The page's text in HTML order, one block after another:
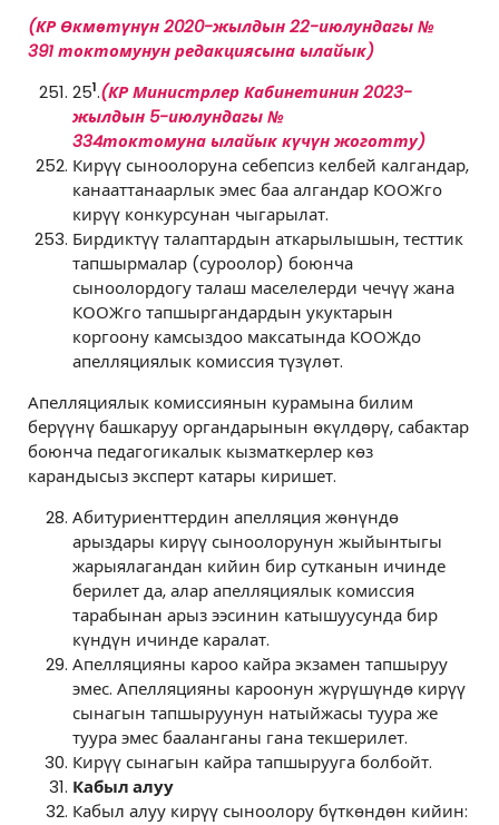
(КР Өкмөтүнүн 2020-жылдын 22-июлундагы №
391 токтомунун редакциясына ылайык)
251.(КР Министрлер Кабинетинин 2023-
жылдын 5-июлундагы №
334токтомунаылайык күчүн жоготту)
Кирүү сыноолоруна себепсиз келбей калгандар,
канааттанаарлык эмес баа алгандар КООЖго
кирүү конкурсунан чыгарылат.
Бирдиктүү талаптардын аткарылышын, тесттик
тапшырмалар (суроолор) боюнча
сыноолордогу талаш маселелерди чечүү жана
КООЖго тапшыргандардын укуктарын
коргоону камсыздоо максатында КООЖдо
апелляциялык комиссия түзүлөт.
Апелляциялык комиссиянын курамына билим
берүүнү башкаруу органдарынын өкүлдөрү, сабактар
боюнча педагогикалык кызматкерлер көз
карандысыз эксперт катары киришет.
Абитуриенттердин апелляция жөнүндө
арыздары кирүү сыноолорунун жыйынтыгы
жарыялагандан кийин бир сутканын ичинде
берилет да, алар апелляциялык комиссия
тарабынан арыз ээсинин катышуусунда бир
күндүн ичинде каралат.
Апелляцияны кароо кайра экзамен тапшыруу
эмес. Апелляцияны кароонун жүрүшүндө кирүү
сынагын тапшыруунун натыйжасы туура же
туура эмес бааланганы гана текшерилет.
Кирүү сынагын кайра тапшырууга болбойт.
Кабыл алуу
Кабыл алуу кирүү сыноолору бүткөндөн кийин: